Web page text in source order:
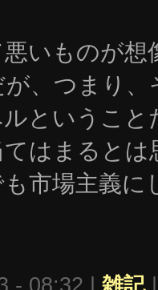
いものが
、つまり
というこ
はまると
市場主義に
- 08:32 | 雑記